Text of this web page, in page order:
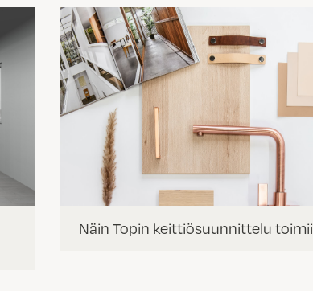
Näin Topin keittiösuunnittelu toimii